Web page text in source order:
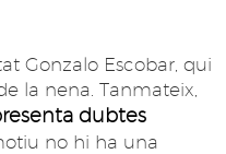
Gonzalo Escobar, qui
la nena. Tanmateix,
dubtes
no hi ha una